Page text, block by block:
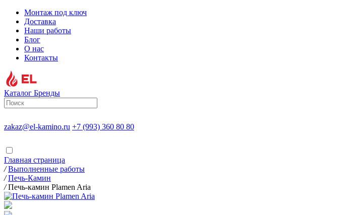
Монтаж под ключ
Доставка
Наши работы
Блог
О нас
Контакты
Каталог Бренды
zakaz@el-kamino.ru +7 (993) 360 80 80
Главная страница
/ Выполненные работы
/ Печь-Камин
/ Печь-камин Plamen Aria